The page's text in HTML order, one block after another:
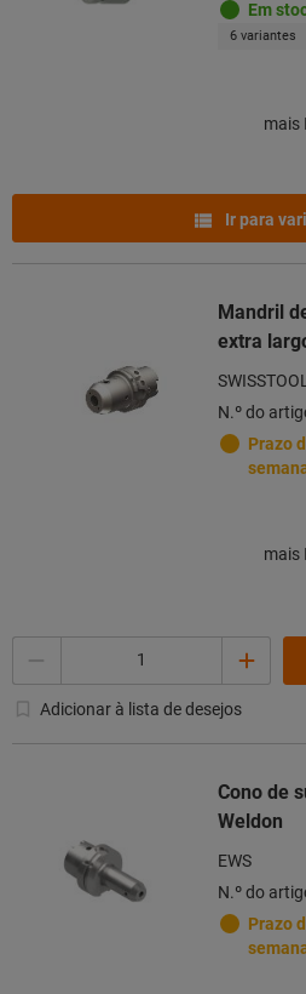
Em
6 variantes
mais
Ir para
Mandril
extra
N.º do
Prazo
mais
Adicionar à lista de desejos
Cono de
Weldon
EWS
N.º do
Prazo